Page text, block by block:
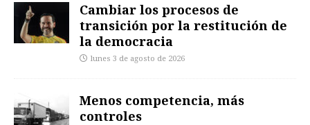
Cambiar los procesos de
transición por la restitución de
la democracia
lunes 3 de agosto de 2026
Menos competencia, más
controles